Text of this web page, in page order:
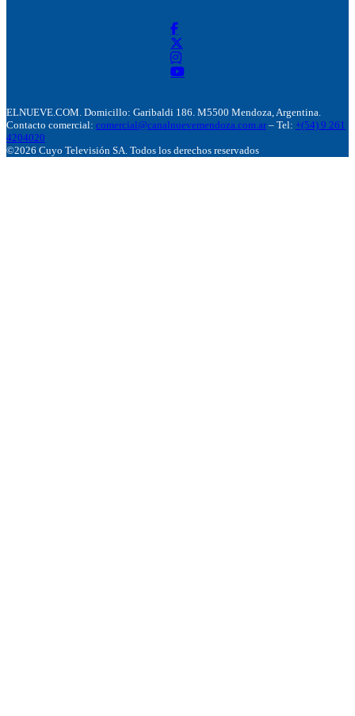
ELNUEVE.COM. Domicillo: Garibaldi 186. M5500 Mendoza, Argentina.
Contacto comercial: comercial@canalnuevemendoza.com.ar – Tel: +(54) 9 261
4204020
©2026 Cuyo Televisión SA. Todos los derechos reservados